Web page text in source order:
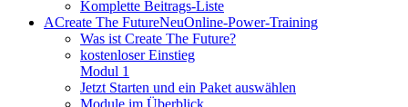
Komplette Beitrags-Liste
ACreate The FutureNeuOnline-Power-Training
Was ist Create The Future?
kostenloser Einstieg
Modul 1
Jetzt Starten und ein Paket auswählen
Module im Überblick